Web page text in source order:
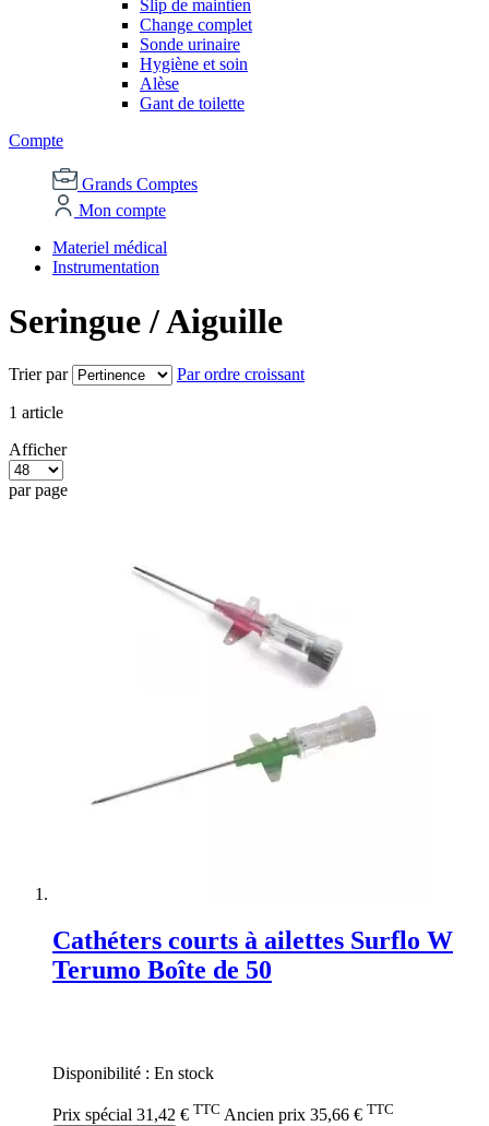
Slip de maintien
Change complet
Sonde urinaire
Hygiène et soin
Alèse
Gant de toilette
Compte
Grands Comptes
Mon compte
Materiel médical
Instrumentation
Seringue / Aiguille
Trier par Par ordre croissant
1 article
Afficher
par page
Cathéters courts à ailettes Surflo W
Terumo Boîte de 50
Disponibilité : En stock
Prix spécial 31,42 € TTC Ancien prix 35,66 € TTC